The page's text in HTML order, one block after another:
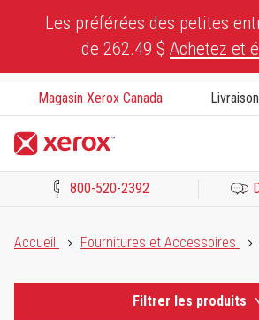
Les préférées des petites
de 262.49 $ Achetez et
Magasin Xerox Canada
800-520-2392
Accueil
Fournitures et Accessoires
Filtrer les produits